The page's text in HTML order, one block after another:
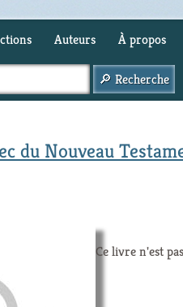
Auteurs À propos
du Nouveau
Ce livre n'est